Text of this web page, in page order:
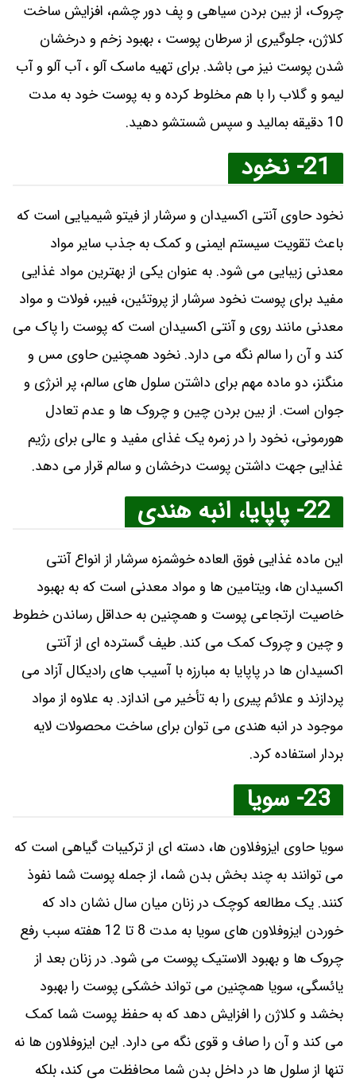
چروک، از بین بردن سیاهی و پف دور چشم، افزایش ساخت
کلاژن، جلوگیری از سرطان پوست ، بهبود زخم و درخشان
شدن پوست نیز می باشد. برای تهیه ماسک آلو ، آب آلو و آب
لیمو و گلاب را با هم مخلوط کرده و به پوست خود به مدت
10 دقیقه بمالید و سپس شستشو دهید.
21- نخود
نخود حاوی آنتی اکسیدان و سرشار از فیتو شیمیایی است که
باعث تقویت سیستم ایمنی و کمک به جذب سایر مواد
معدنی زیبایی می ‌شود. به عنوان یکی از بهترین مواد غذایی
مفید برای پوست نخود سرشار از پروتئین، فیبر، فولات و مواد
معدنی مانند روی و آنتی اکسیدان است که پوست را پاک می
‌کند و آن را سالم نگه می ‌دارد. نخود همچنین حاوی مس و
منگنز، دو ماده مهم برای داشتن سلول ‌های سالم، پر انرژی و
جوان است. از بین بردن چین و چروک‌ ها و عدم تعادل
هورمونی، نخود را در زمره یک غذای مفید و عالی برای رژیم
غذایی جهت داشتن پوست درخشان و سالم قرار می ‌دهد.
22- پاپایا، انبه هندی
این ماده غذایی فوق العاده خوشمزه سرشار از انواع آنتی
اکسیدان ها، ویتامین ها و مواد معدنی است که به بهبود
خاصیت ارتجاعی پوست و همچنین به حداقل رساندن خطوط
و چین و چروک کمک می کند. طیف گسترده ای از آنتی
اکسیدان ها در پاپایا به مبارزه با آسیب های رادیکال آزاد می
پردازند و علائم پیری را به تأخیر می اندازد. به علاوه از مواد
موجود در انبه هندی می توان برای ساخت محصولات لایه
بردار استفاده کرد.
23- سویا
سویا حاوی ایزوفلاون ها، دسته ‌ای از ترکیبات گیاهی است که
می توانند به چند بخش بدن شما، از جمله پوست شما نفوذ
کنند. یک مطالعه کوچک در زنان میان سال نشان داد که
خوردن ایزوفلاون‌ های سویا به مدت 8 تا 12 هفته سبب رفع
چروک‌ ها و بهبود الاستیک پوست می‌ شود. در زنان بعد از
یائسگی، سویا همچنین می ‌تواند خشکی پوست را بهبود
بخشد و کلاژن را افزایش دهد که به حفظ پوست شما کمک
می ‌کند و آن را صاف و قوی نگه می‌ دارد. این ایزوفلاون‌ ها نه
تنها از سلول ‌ها در داخل بدن شما محافظت می ‌کند، بلکه